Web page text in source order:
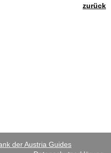
zurück
der Austria Guides